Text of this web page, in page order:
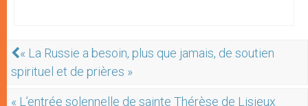
« La Russie a besoin, plus que jamais, de soutien
spirituel et de prières »
« L’entrée solennelle de sainte Thérèse de Lisieux